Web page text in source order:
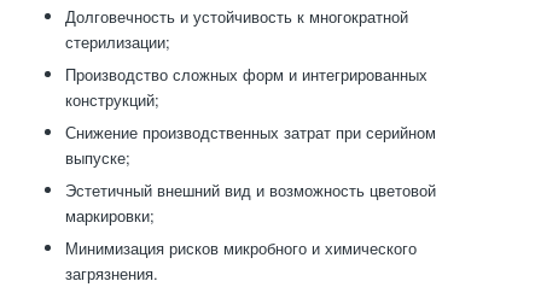
Долговечность и устойчивость к многократной
стерилизации;
Производство сложных форм и интегрированных
конструкций;
Снижение производственных затрат при серийном
выпуске;
Эстетичный внешний вид и возможность цветовой
маркировки;
Минимизация рисков микробного и химического
загрязнения.